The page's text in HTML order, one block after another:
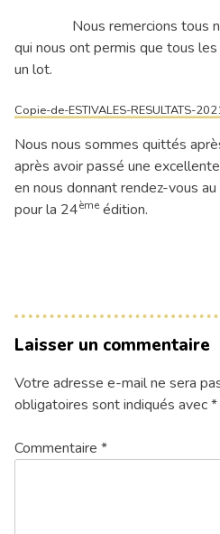
Nous remercions tous nos
qui nous ont permis que tous
un lot.
Copie-de-ESTIVALES-RESULTATS-
Nous nous sommes quittés
après avoir passé une
en nous donnant rendez-vous
pour la 24ème édition.
Laisser un commentaire
Votre adresse e-mail ne sera
obligatoires sont indiqués avec*
Commentaire *